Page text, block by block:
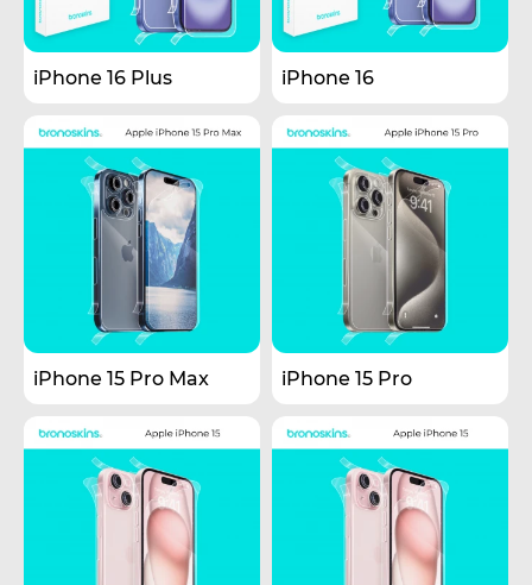
iPhone 16 Plus iPhone 16
iPhone 15 Pro Max iPhone 15 Pro